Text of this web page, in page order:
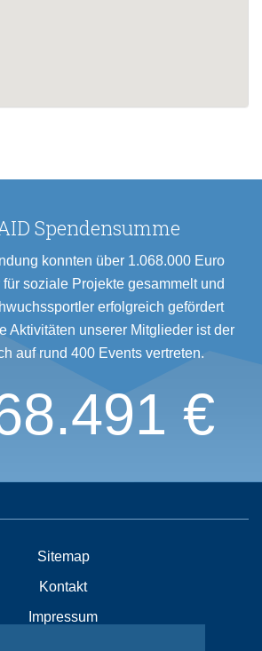
Spendensumme
konnten über 1.068.000 Euro
soziale Projekte gesammelt und
erfolgreich gefördert
Aktivitäten unserer Mitglieder ist der
auf rund 400 Events vertreten.
€
Sitemap
Kontakt
Impressum